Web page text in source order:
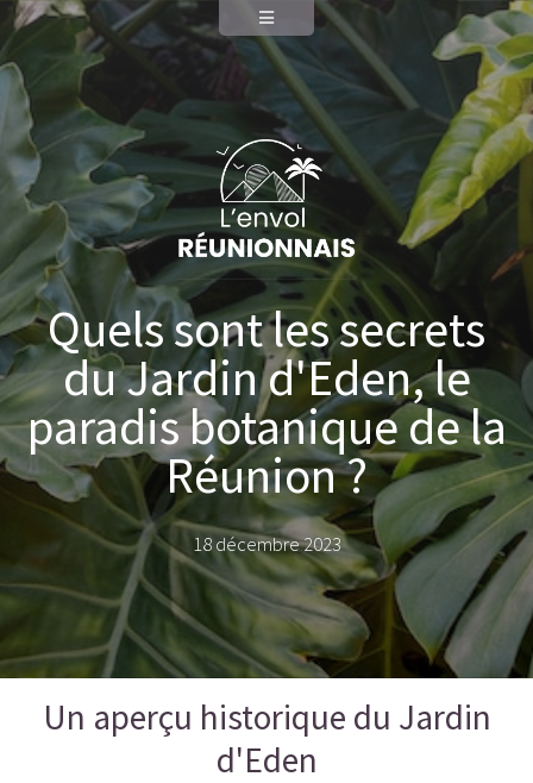
Quels sont les secrets
du Jardin d'Eden, le
paradis botanique de la
Réunion ?
18 décembre 2023
Un aperçu historique du Jardin
d'Eden